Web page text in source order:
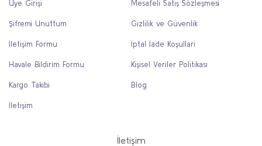
Üye Girişi
Şifremi Unuttum
İletişim Formu
Havale Bildirim Formu
Kargo Takibi
İletişim
Mesafeli Satış Sözleşmesi
Gizlilik ve Güvenlik
İptal İade Koşullari
Kişisel Veriler Politikası
Blog
İletişim